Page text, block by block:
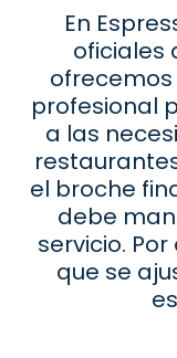
En
oficiales
profesional
a las
el broche
debe
servicio.
que se